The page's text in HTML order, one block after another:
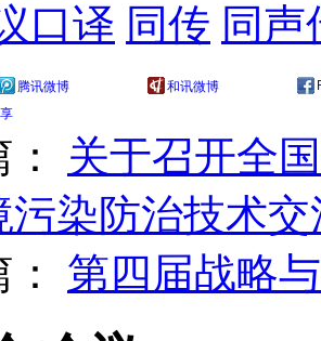
口译 同传 同声
腾讯微博 和讯微博
： 关于召开全
污染防治技术
第四届战略